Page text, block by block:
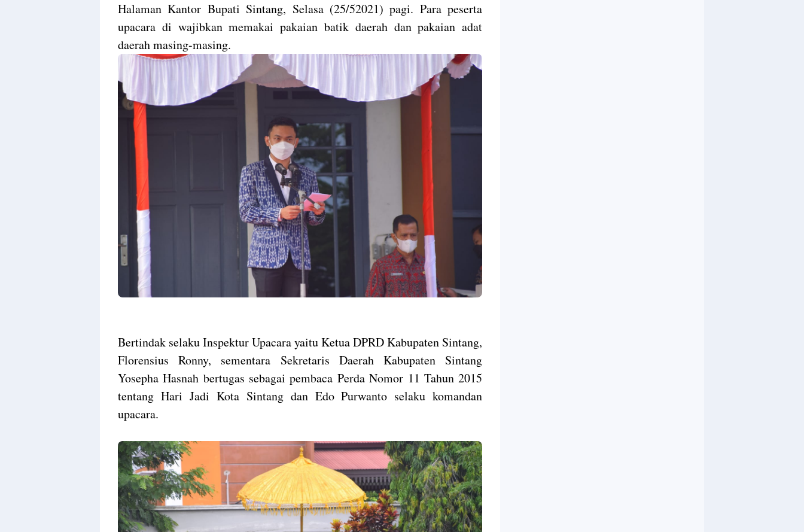
Halaman Kantor Bupati Sintang, Selasa (25/52021) pagi. Para peserta
upacara di wajibkan memakai pakaian batik daerah dan pakaian adat
daerah masing-masing.
Bertindak selaku Inspektur Upacara yaitu Ketua DPRD Kabupaten Sintang,
Florensius Ronny, sementara Sekretaris Daerah Kabupaten Sintang
Yosepha Hasnah bertugas sebagai pembaca Perda Nomor 11 Tahun 2015
tentang Hari Jadi Kota Sintang dan Edo Purwanto selaku komandan
upacara.